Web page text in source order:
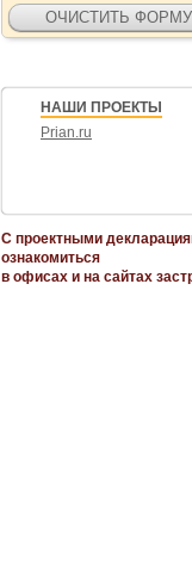
НАШИ ПРОЕКТЫ
Prian.ru
С проектными
ознакомиться
в офисах и на сайтах